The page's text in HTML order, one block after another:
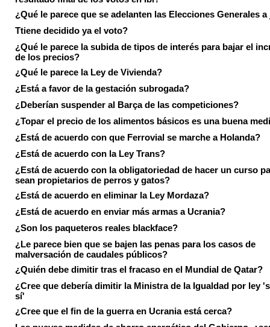
¿Qué le parece que se adelanten las Elecciones Generales
Ttiene decidido ya el voto?
¿Qué le parece la subida de tipos de interés para bajar el
de los precios?
¿Qué le parece la Ley de Vivienda?
¿Está a favor de la gestación subrogada?
¿Deberían suspender al Barça de las competiciones?
¿Topar el precio de los alimentos básicos es una buena
¿Está de acuerdo con que Ferrovial se marche a Holanda?
¿Está de acuerdo con la Ley Trans?
¿Está de acuerdo con la obligatoriedad de hacer un curso
sean propietarios de perros y gatos?
¿Está de acuerdo en eliminar la Ley Mordaza?
¿Está de acuerdo en enviar más armas a Ucrania?
¿Son los paqueteros reales blackface?
¿Le parece bien que se bajen las penas para los casos de
malversación de caudales públicos?
¿Quién debe dimitir tras el fracaso en el Mundial de Qatar?
¿Cree que debería dimitir la Ministra de la Igualdad por ley
sí'
¿Cree que el fin de la guerra en Ucrania está cerca?